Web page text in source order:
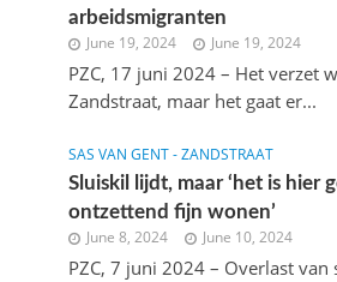
arbeidsmigranten
June 19, 2024 June 19, 2024
PZC, 17 juni 2024 – Het verzet
Zandstraat, maar het gaat er...
SAS VAN GENT - ZANDSTRAAT
Sluiskil lijdt, maar ‘het is hier
ontzettend fijn wonen’
June 8, 2024 June 10, 2024
PZC, 7 juni 2024 – Overlast van